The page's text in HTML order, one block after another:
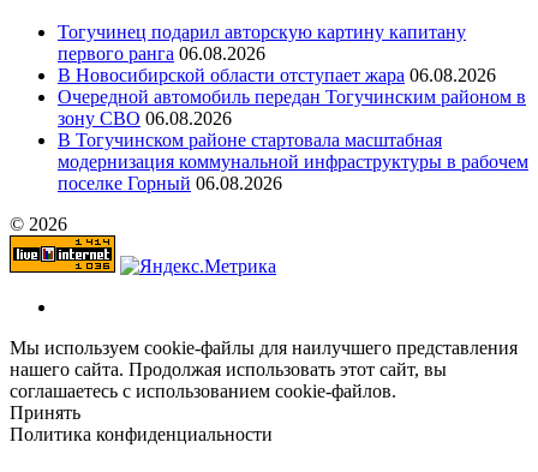
Тогучинец подарил авторскую картину капитану
первого ранга 06.08.2026
В Новосибирской области отступает жара 06.08.2026
Очередной автомобиль передан Тогучинским районом в
зону СВО 06.08.2026
В Тогучинском районе стартовала масштабная
модернизация коммунальной инфраструктуры в рабочем
поселке Горный 06.08.2026
© 2026
Мы используем cookie-файлы для наилучшего представления
нашего сайта. Продолжая использовать этот сайт, вы
соглашаетесь с использованием cookie-файлов.
Принять
Политика конфиденциальности